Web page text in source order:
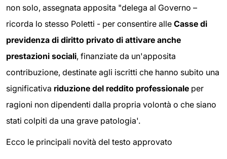
non solo, assegnata apposita "delega al Governo –
ricorda lo stesso Poletti - per consentire alle Casse di
previdenza di diritto privato di attivare anche
prestazioni sociali, finanziate da un'apposita
contribuzione, destinate agli iscritti che hanno subito una
significativa riduzione del reddito professionale per
ragioni non dipendenti dalla propria volontà o che siano
stati colpiti da una grave patologia'.
Ecco le principali novità del testo approvato